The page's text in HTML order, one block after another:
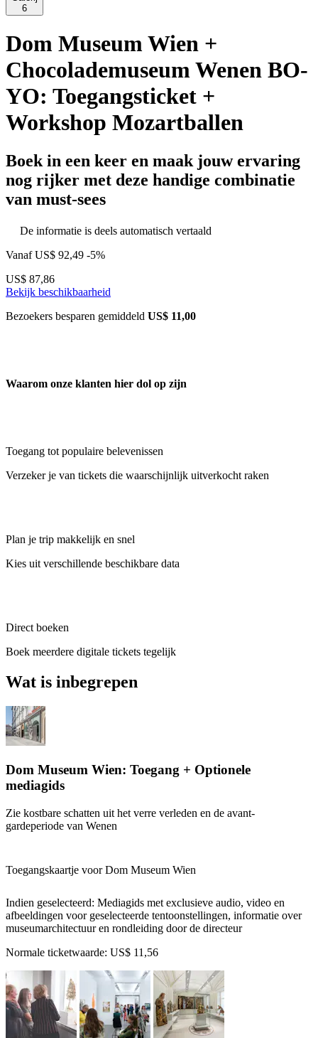
6
Dom Museum Wien +
Chocolademuseum Wenen BO-
YO: Toegangsticket +
Workshop Mozartballen
Boek in een keer en maak jouw ervaring
nog rijker met deze handige combinatie
van must-sees
De informatie is deels automatisch vertaald
VanafUS$ 92,49 -5%
US$ 87,86
Bekijk beschikbaarheid
Bezoekers besparen gemiddeld US$ 11,00
Waarom onze klanten hier dol op zijn
Toegang tot populaire belevenissen
Verzeker je van tickets die waarschijnlijk uitverkocht raken
Plan je trip makkelijk en snel
Kies uit verschillende beschikbare data
Direct boeken
Boek meerdere digitale tickets tegelijk
Wat is inbegrepen
Dom Museum Wien: Toegang + Optionele
mediagids
Zie kostbare schatten uit het verre verleden en de avant-
gardeperiode van Wenen
Toegangskaartje voor Dom Museum Wien
Indien geselecteerd: Mediagids met exclusieve audio, video en
afbeeldingen voor geselecteerde tentoonstellingen, informatie over
museumarchitectuur en rondleiding door de directeur
Normale ticketwaarde: US$ 11,56